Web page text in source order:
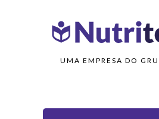
UMA EMPRESA DO